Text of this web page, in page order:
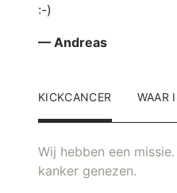
:-)
— Andreas
KICKCANCER WAAR
Wij hebben een
kanker genezen.